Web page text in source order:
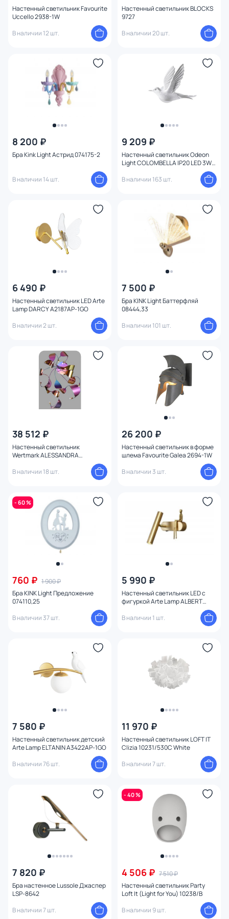
Настенный светильник Favourite
Uccello 2938-1W
В наличии 12 шт.
Настенный светильник BLOCKS
9727
В наличии 20 шт.
8 200 ₽
Бра Kink Light Астрид 074175-2
В наличии 14 шт.
9 209 ₽
Настенный светильник Odeon
Light COLOMBELLA IP20 LED 3W
В наличии 163 шт.
6 490 ₽
Настенный светильник LED Arte
Lamp DARCY A2187AP-1GO
В наличии 2 шт.
7 500 ₽
Бра KINK Light Баттерфляй
08444,33
В наличии 101 шт.
38 512 ₽
Настенный светильник
Wertmark ALESSANDRA
В наличии 18 шт.
26 200 ₽
Настенный светильник в форме
шлема Favourite Galea 2694-1W
В наличии 3 шт.
- 60 %
760 ₽ 1 900 ₽
Бра KINK Light Предложение
074110,25
В наличии 37 шт.
5 990 ₽
Настенный светильник LED с
фигуркой Arte Lamp ALBERT
В наличии 1 шт.
7 580 ₽
Настенный светильник детский
Arte Lamp ELTANIN A3422AP-1GO
В наличии 76 шт.
11 970 ₽
Настенный светильник LOFT IT
Clizia 10231/530C White
В наличии 7 шт.
7 820 ₽
Бра настенное Lussole Джаспер
LSP-8642
В наличии 7 шт.
- 40 %
4 506 ₽ 7 510 ₽
Настенный светильник Party
Loft It (Light for You) 10238/B
В наличии 9 шт.
Цоколь
Форма плафона
Оформление
Конструкция
Мощность ламп